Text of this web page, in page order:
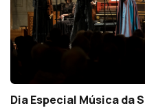
Dia Especial Música da